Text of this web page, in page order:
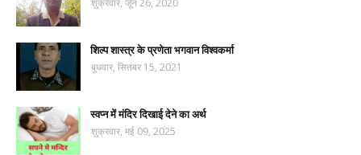
शुक्रवार, जून 26, 2020
शिल्प शास्त्र के प्रणेता भगवान विश्वकर्मा
बुधवार, सितंबर 15, 2021
स्वप्न में मंदिर दिखाई देने का अर्थ
शुक्रवार, मई 09, 2025